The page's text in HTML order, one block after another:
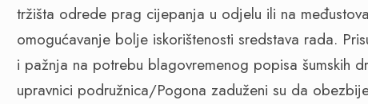
tržišta odrede prag cijepanja u odjelu ili na
omogućavanje bolje iskorištenosti sredstava rada.
i pažnja na potrebu blagovremenog popisa šumskih
upravnici podružnica/Pogona zaduženi su da